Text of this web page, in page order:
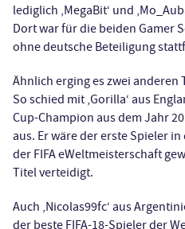
lediglich ‚MegaBit‘ und
Dort war für die beiden Gamer
ohne deutsche Beteiligung
Ähnlich erging es zwei anderen
So schied mit ‚Gorilla‘ aus
Cup-Champion aus dem Jahr
aus. Er wäre der erste Spieler
der FIFA eWeltmeisterschaft
Titel verteidigt.
Auch ‚Nicolas99fc‘ aus
der beste FIFA-18-Spieler der